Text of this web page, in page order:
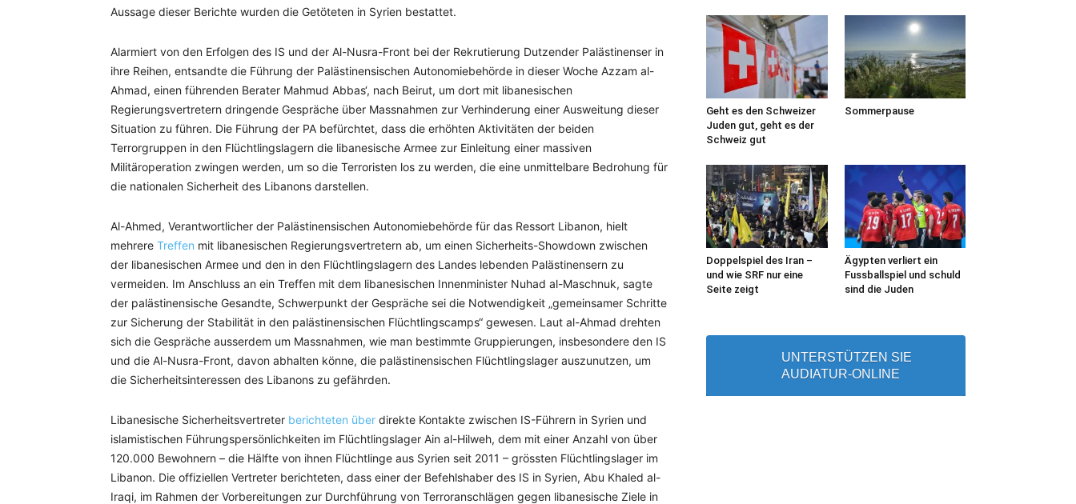
Aussage dieser Berichte wurden die Getöteten in Syrien bestattet.
Alarmiert von den Erfolgen des IS und der Al-Nusra-Front bei der Rekrutierung Dutzender Palästinenser in
ihre Reihen, entsandte die Führung der Palästinensischen Autonomiebehörde in dieser Woche Azzam al-
Ahmad, einen führenden Berater Mahmud Abbas‘, nach Beirut, um dort mit libanesischen
Regierungsvertretern dringende Gespräche über Massnahmen zur Verhinderung einer Ausweitung dieser
Situation zu führen. Die Führung der PA befürchtet, dass die erhöhten Aktivitäten der beiden
Terrorgruppen in den Flüchtlingslagern die libanesische Armee zur Einleitung einer massiven
Militäroperation zwingen werden, um so die Terroristen los zu werden, die eine unmittelbare Bedrohung für
die nationalen Sicherheit des Libanons darstellen.
Al-Ahmed, Verantwortlicher der Palästinensischen Autonomiebehörde für das Ressort Libanon, hielt
mehrere Treffen mit libanesischen Regierungsvertretern ab, um einen Sicherheits-Showdown zwischen
der libanesischen Armee und den in den Flüchtlingslagern des Landes lebenden Palästinensern zu
vermeiden. Im Anschluss an ein Treffen mit dem libanesischen Innenminister Nuhad al-Maschnuk, sagte
der palästinensische Gesandte, Schwerpunkt der Gespräche sei die Notwendigkeit „gemeinsamer Schritte
zur Sicherung der Stabilität in den palästinensischen Flüchtlingscamps“ gewesen. Laut al-Ahmad drehten
sich die Gespräche ausserdem um Massnahmen, wie man bestimmte Gruppierungen, insbesondere den IS
und die Al-Nusra-Front, davon abhalten könne, die palästinensischen Flüchtlingslager auszunutzen, um
die Sicherheitsinteressen des Libanons zu gefährden.
Libanesische Sicherheitsvertreter berichteten über direkte Kontakte zwischen IS-Führern in Syrien und
islamistischen Führungspersönlichkeiten im Flüchtlingslager Ain al-Hilweh, dem mit einer Anzahl von über
120.000 Bewohnern – die Hälfte von ihnen Flüchtlinge aus Syrien seit 2011 – grössten Flüchtlingslager im
Libanon. Die offiziellen Vertreter berichteten, dass einer der Befehlshaber des IS in Syrien, Abu Khaled al-
Iraqi, im Rahmen der Vorbereitungen zur Durchführung von Terroranschlägen gegen libanesische Ziele in
Geht es den Schweizer
Juden gut, geht es der
Schweiz gut
Sommerpause
Doppelspiel des Iran –
und wie SRF nur eine
Seite zeigt
Ägypten verliert ein
Fussballspiel und schuld
sind die Juden
UNTERSTÜTZEN SIE
AUDIATUR-ONLINE